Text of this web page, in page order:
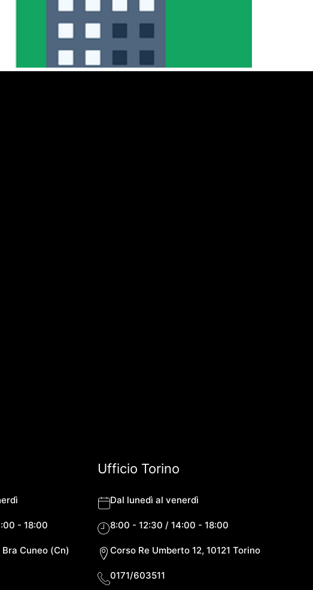
- 18:00
Cuneo (Cn)
Ufficio Torino
Dal lunedì al venerdì
8:00 - 12:30 / 14:00 - 18:00
Corso Re Umberto 12, 10121 Torino
0171/603511